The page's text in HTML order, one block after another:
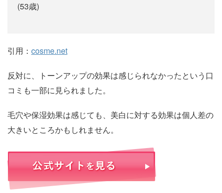
(53歳)
引用： cosme.net
反対に、トーンアップの効果は感じられなかったという口
コミも一部に見られました。
毛穴や保湿効果は感じても、美白に対する効果は個人差の
大きいところかもしれません。